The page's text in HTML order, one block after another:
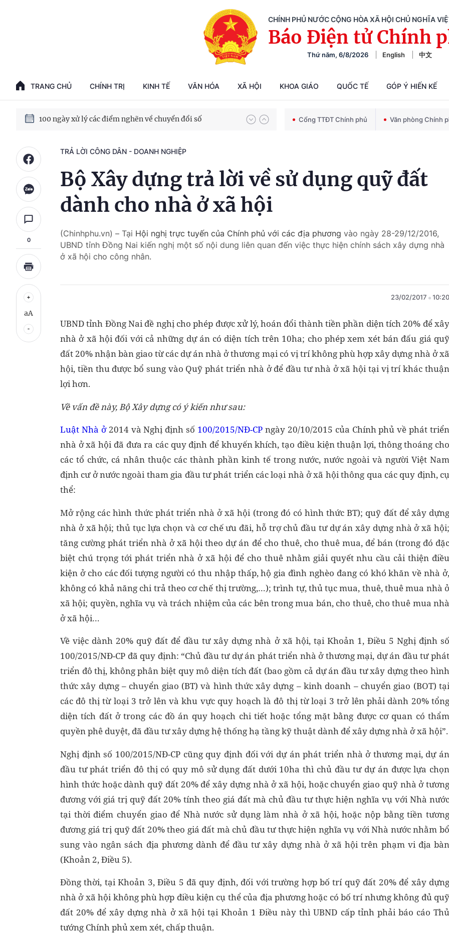
CHÍNH PHỦ NƯỚC CỘNG HÒA XÃ HỘI CHỦ NGHĨA
Báo Điện tử Chính
Thứ năm, 6/8/2026 English 中文
TRANG CHỦ CHÍNH TRỊ KINH TẾ VĂN HÓA XÃ HỘI KHOA GIÁO QUỐC TẾ GÓP Ý HIẾN KẾ
100 ngày xử lý các điểm nghẽn về chuyển đổi số
Phát triển kinh tế nhà nước trong kỷ nguyên mới
Chiến dịch 500 ngày đêm tìm kiếm, quy tập và xác định danh tính hài cốt liệt sĩ
Cổng TTĐT Chính phủ Văn phòng Chính
0
aA
TRẢ LỜI CÔNG DÂN - DOANH NGHIỆP
Bộ Xây dựng trả lời về sử dụng quỹ đất
dành cho nhà ở xã hội
(Chinhphu.vn) – Tại Hội nghị trực tuyến của Chính phủ với các địa phương vào ngày 28-29/12/2016,
UBND tỉnh Đồng Nai kiến nghị một số nội dung liên quan đến việc thực hiện chính sách xây dựng nhà
ở xã hội cho công nhân.
23/02/2017 10:20
UBND tỉnh Đồng Nai đề nghị cho phép được xử lý, hoán đổi thành tiền phần diện tích 20% để xây
nhà ở xã hội đối với cả những dự án có diện tích trên 10ha; cho phép xem xét bán đấu giá quỹ
đất 20% nhận bàn giao từ các dự án nhà ở thương mại có vị trí không phù hợp xây dựng nhà ở xã
hội, tiền thu được bổ sung vào Quỹ phát triển nhà ở để đầu tư nhà ở xã hội tại vị trí khác thuận
lợi hơn.
Về vấn đề này, Bộ Xây dựng có ý kiến như sau:
Luật Nhà ở2014 và Nghị định số 100/2015/NĐ-CP ngày 20/10/2015 của Chính phủ về phát triển
nhà ở xã hội đã đưa ra các quy định để khuyến khích, tạo điều kiện thuận lợi, thông thoáng cho
các tổ chức, cá nhân thuộc các thành phần kinh tế trong nước, nước ngoài và người Việt Nam
định cư ở nước ngoài tham gia đầu tư phát triển các loại nhà ở xã hội thông qua các quy định, cụ
thể:
Mở rộng các hình thức phát triển nhà ở xã hội (trong đó có hình thức BT); quỹ đất để xây dựng
nhà ở xã hội; thủ tục lựa chọn và cơ chế ưu đãi, hỗ trợ chủ đầu tư dự án xây dựng nhà ở xã hội;
tăng cường phát triển nhà ở xã hội theo dự án để cho thuê, cho thuê mua, để bán (trong đó đặc
biệt chú trọng tới phát triển nhà ở xã hội để cho thuê nhằm giải quyết nhu cầu cải thiện điều
kiện ở cho các đối tượng người có thu nhập thấp, hộ gia đình nghèo đang có khó khăn về nhà ở,
không có khả năng chi trả theo cơ chế thị trường,…); trình tự, thủ tục mua, thuê, thuê mua nhà ở
xã hội; quyền, nghĩa vụ và trách nhiệm của các bên trong mua bán, cho thuê, cho thuê mua nhà
ở xã hội…
Về việc dành 20% quỹ đất để đầu tư xây dựng nhà ở xã hội, tại Khoản 1, Điều 5 Nghị định số
100/2015/NĐ-CP đã quy định: “Chủ đầu tư dự án phát triển nhà ở thương mại, dự án đầu tư phát
triển đô thị, không phân biệt quy mô diện tích đất (bao gồm cả dự án đầu tư xây dựng theo hình
thức xây dựng – chuyển giao (BT) và hình thức xây dựng – kinh doanh – chuyển giao (BOT) tại
các đô thị từ loại 3 trở lên và khu vực quy hoạch là đô thị từ loại 3 trở lên phải dành 20% tổng
diện tích đất ở trong các đồ án quy hoạch chi tiết hoặc tổng mặt bằng được cơ quan có thẩm
quyền phê duyệt, đã đầu tư xây dựng hệ thống hạ tầng kỹ thuật dành để xây dựng nhà ở xã hội”.
Nghị định số 100/2015/NĐ-CP cũng quy định đối với dự án phát triển nhà ở thương mại, dự án
đầu tư phát triển đô thị có quy mô sử dụng đất dưới 10ha thì chủ đầu tư dự án được lựa chọn
hình thức hoặc dành quỹ đất 20% để xây dựng nhà ở xã hội, hoặc chuyển giao quỹ nhà ở tương
đương với giá trị quỹ đất 20% tính theo giá đất mà chủ đầu tư thực hiện nghĩa vụ với Nhà nước
tại thời điểm chuyển giao để Nhà nước sử dụng làm nhà ở xã hội, hoặc nộp bằng tiền tương
đương giá trị quỹ đất 20% theo giá đất mà chủ đầu tư thực hiện nghĩa vụ với Nhà nước nhằm bổ
sung vào ngân sách địa phương dành để đầu tư xây dựng nhà ở xã hội trên phạm vi địa bàn
(Khoản 2, Điều 5).
Đồng thời, tại Khoản 3, Điều 5 đã quy định, đối với trường hợp bố trí quỹ đất 20% để xây dựng
nhà ở xã hội không phù hợp điều kiện cụ thể của địa phương hoặc có bố trí nhưng không đủ quỹ
đất 20% để xây dựng nhà ở xã hội tại Khoản 1 Điều này thì UBND cấp tỉnh phải báo cáo Thủ
tướng Chính phủ xem xét, chấp thuận.